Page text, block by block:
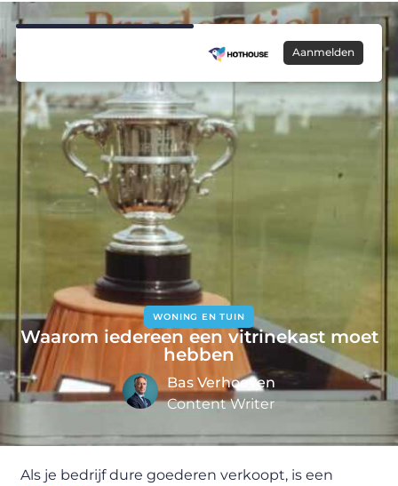
Aanmelden
WONING EN TUIN
Waarom iedereen een vitrinekast moet
hebben
Bas Verhoeven
Content Writer
Als je bedrijf dure goederen verkoopt, is een